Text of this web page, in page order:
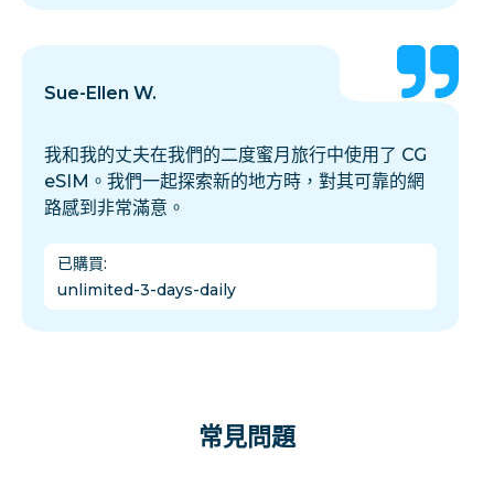
Sue-Ellen W.
我和我的丈夫在我們的二度蜜月旅行中使用了 CG
eSIM。我們一起探索新的地方時，對其可靠的網
路感到非常滿意。
已購買:
unlimited-3-days-daily
常見問題